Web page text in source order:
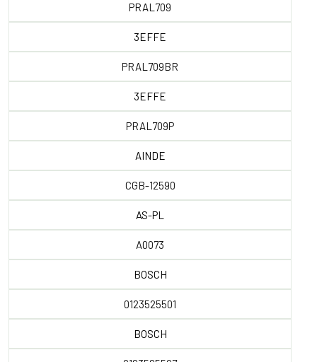
PRAL709
3EFFE
PRAL709BR
3EFFE
PRAL709P
AINDE
CGB-12590
AS-PL
A0073
BOSCH
0123525501
BOSCH